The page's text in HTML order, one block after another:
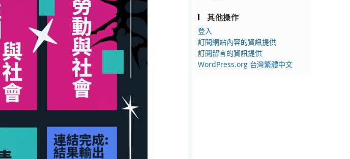
其他操作
登入
訂閱網站內容的資訊提供
訂閱留言的資訊提供
WordPress.org 台灣繁體中文